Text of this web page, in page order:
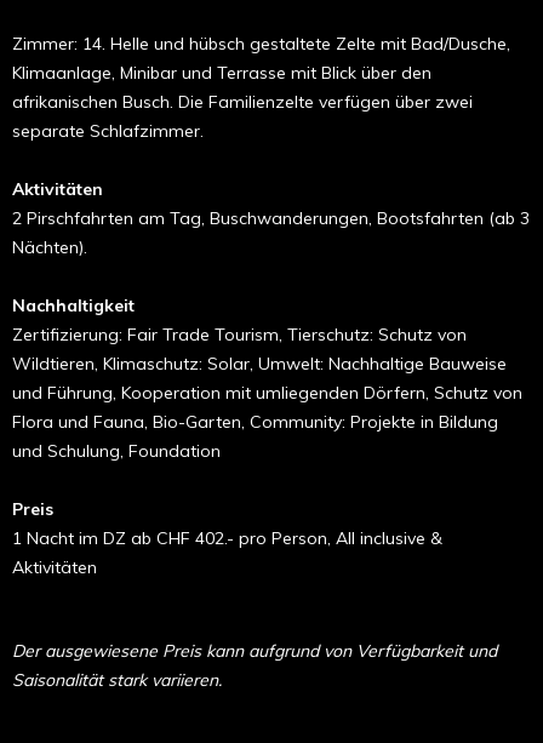
Zimmer: 14. Helle und hübsch gestaltete Zelte mit Bad/Dusche,
Klimaanlage, Minibar und Terrasse mit Blick über den
afrikanischen Busch. Die Familienzelte verfügen über zwei
separate Schlafzimmer.
Aktivitäten
2 Pirschfahrten am Tag, Buschwanderungen, Bootsfahrten (ab 3
Nächten).
Nachhaltigkeit
Zertifizierung: Fair Trade Tourism, Tierschutz: Schutz von
Wildtieren, Klimaschutz: Solar, Umwelt: Nachhaltige Bauweise
und Führung, Kooperation mit umliegenden Dörfern, Schutz von
Flora und Fauna, Bio-Garten, Community: Projekte in Bildung
und Schulung, Foundation
Preis
1 Nacht im DZ ab CHF 402.- pro Person, All inclusive &
Aktivitäten
Der ausgewiesene Preis kann aufgrund von Verfügbarkeit und
Saisonalität stark variieren.